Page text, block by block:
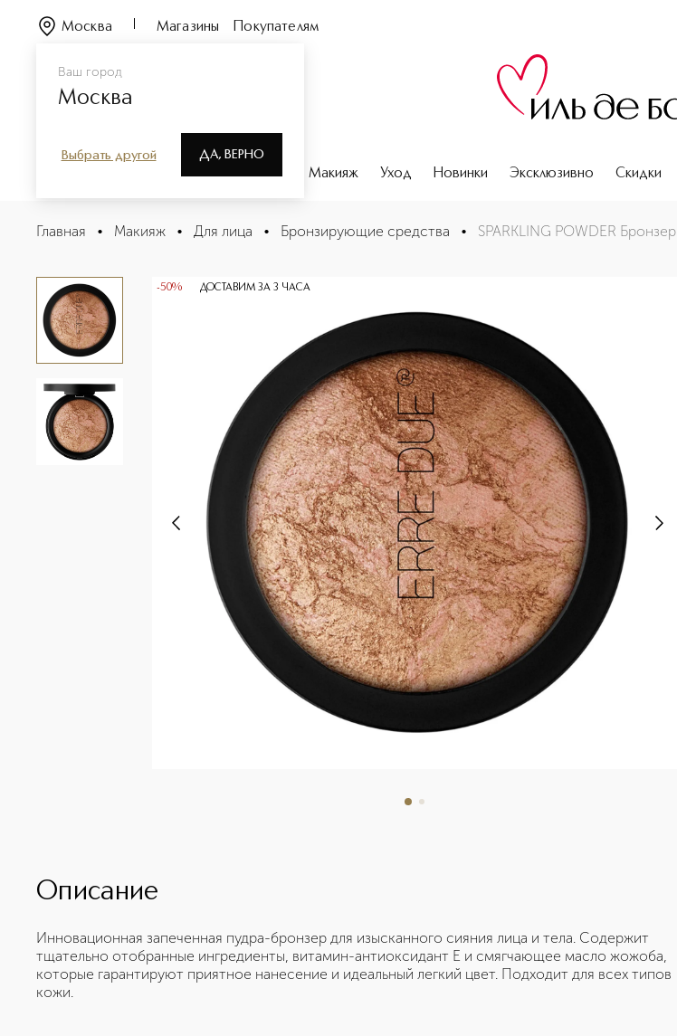
Ваш город
Москва
Выбрать другой ДА, ВЕРНО
Москва Магазины Покупателям
Парфюмерия Макияж Уход Новинки Эксклюзивно Скидки
SPARKLING POWDER Бронзер
Описание
Главная • Макияж • Для лица • Бронзирующие средства • SPARKLING POWDER Бронзер
-50% ДОСТАВИМ ЗА 3 ЧАСА
Описание
Инновационная запеченная пудра-бронзер для изысканного сияния лица и тела. Содержит
тщательно отобранные ингредиенты, витамин-антиоксидант Е и смягчающее масло жожоба,
которые гарантируют приятное нанесение и идеальный легкий цвет. Подходит для всех типов
кожи.